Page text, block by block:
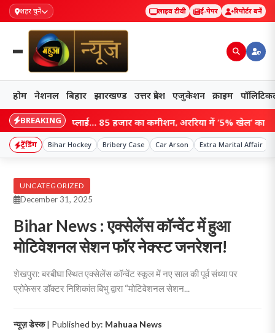
शहर चुनें लाइव टीवी ई-पेपर रिपोर्टर बनें
होम नेशनल बिहार झारखण्ड उत्तर प्रदेश एजुकेशन क्राइम
BREAKING
सप्लाई… 85 हजार का कमीशन, अररिया में ‘5% खेल’ का खुलासा, 50
ट्रेंडिंग Bihar Hockey Bribery Case Car Arson Extra Marital Affair
UNCATEGORIZED
December 31, 2025
Bihar News : एक्सेलेंस कॉन्वेंट में हुआ
मोटिवेशनल सेशन फॉर नेक्स्ट जनरेशन!
शेखपुरा: बरबीघा स्थित एक्सेलेंस कॉन्वेंट स्कूल में नए साल की पूर्व संध्या पर
प्रोफेसर डॉक्टर निशिकांत बिभु द्वारा “मोटिवेशनल सेशन...
न्यूज़ डेस्क| Published by: Mahuaa News